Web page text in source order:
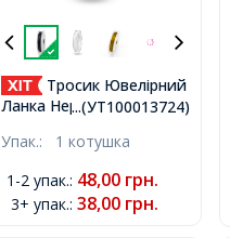
...(УТ100013724)
Тросик Ювелірний
Ланка Нержавіюча
близько 10м/котушка,
Упак.: 1 котушка
1-2 упак.: 48,00 грн.
3+ упак.: 38,00 грн.